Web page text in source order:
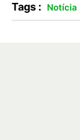
Tags : Notícia